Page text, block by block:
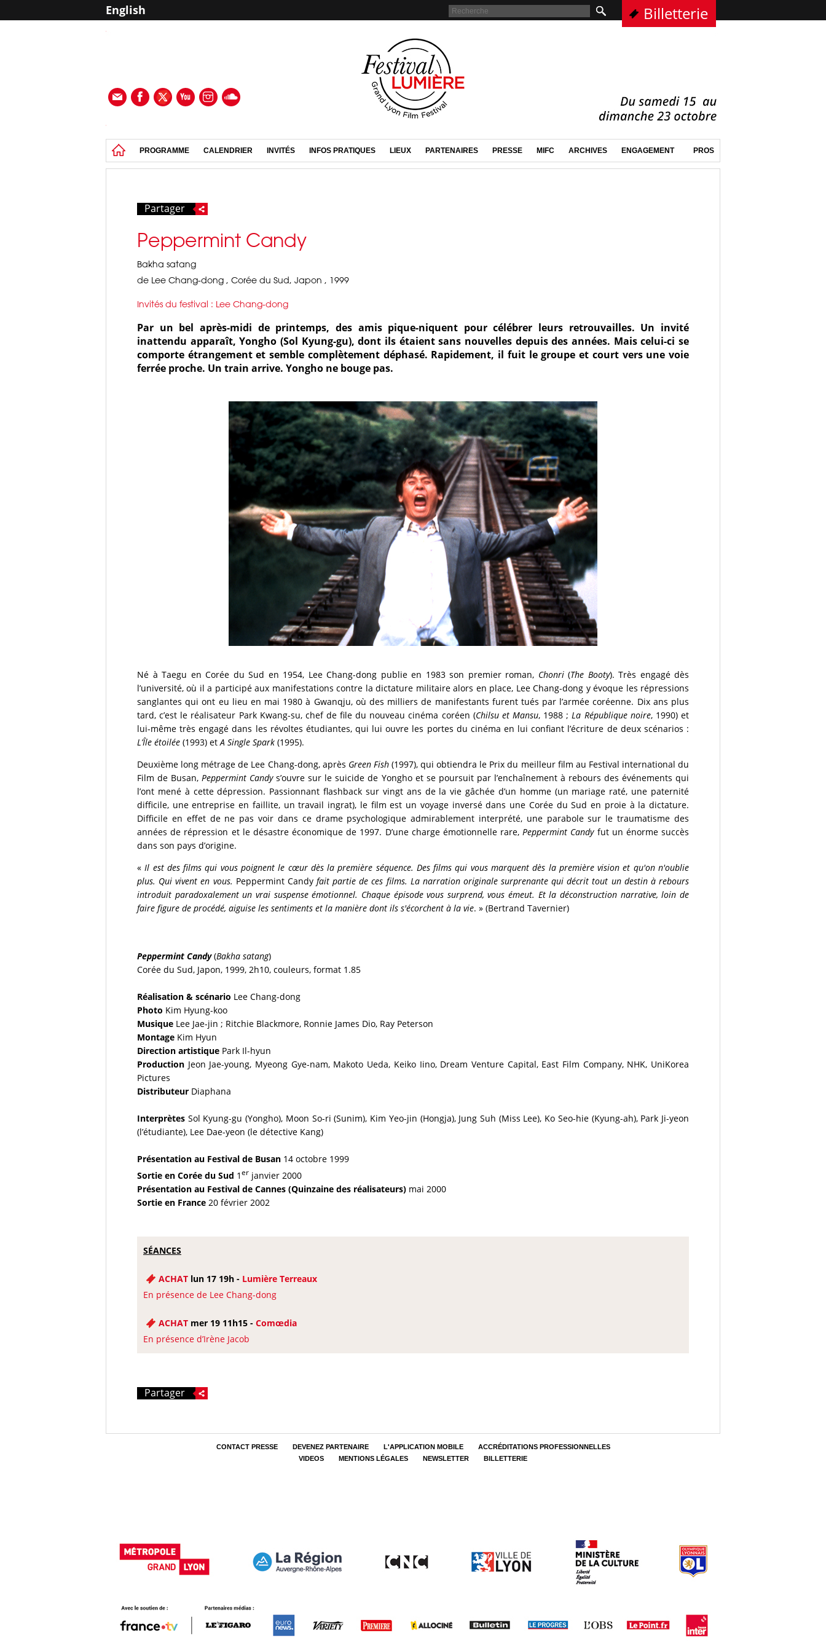
English Billetterie
PROGRAMME CALENDRIER INVITÉS INFOS PRATIQUES LIEUX PARTENAIRES PRESSE MIFC ARCHIVES ENGAGEMENT PROS
Partager
Peppermint Candy
Bakha satang
de Lee Chang-dong , Corée du Sud, Japon , 1999
Invités du festival : Lee Chang-dong
Par un bel après-midi de printemps, des amis pique-niquent pour célébrer leurs retrouvailles. Un invité
inattendu apparaît, Yongho (Sol Kyung-gu), dont ils étaient sans nouvelles depuis des années. Mais celui-ci se
comporte étrangement et semble complètement déphasé. Rapidement, il fuit le groupe et court vers une voie
ferrée proche. Un train arrive. Yongho ne bouge pas.
Né à Taegu en Corée du Sud en 1954, Lee Chang-dong publie en 1983 son premier roman, Chonri (The Booty). Très engagé dès
l’université, où il a participé aux manifestations contre la dictature militaire alors en place, Lee Chang-dong y évoque les répressions
sanglantes qui ont eu lieu en mai 1980 à Gwanqju, où des milliers de manifestants furent tués par l’armée coréenne. Dix ans plus
tard, c’est le réalisateur Park Kwang-su, chef de file du nouveau cinéma coréen (Chilsu et Mansu, 1988 ;La République noire, 1990) et
lui-même très engagé dans les révoltes étudiantes, qui lui ouvre les portes du cinéma en lui confiant l’écriture de deux scénarios :
L’Île étoilée (1993) etA Single Spark (1995).
Deuxième long métrage de Lee Chang-dong, après Green Fish(1997), qui obtiendra le Prix du meilleur film au Festival international du
Film de Busan,Peppermint Candys’ouvre sur le suicide de Yongho et se poursuit par l’enchaînement à rebours des événements qui
l’ont mené à cette dépression. Passionnant flashback sur vingt ans de la vie gâchée d’un homme (un mariage raté, une paternité
difficile, une entreprise en faillite, un travail ingrat), le film est un voyage inversé dans une Corée du Sud en proie à la dictature.
Difficile en effet de ne pas voir dans ce drame psychologique admirablement interprété, une parabole sur le traumatisme des
années de répression et le désastre économique de 1997. D’une charge émotionnelle rare,Peppermint Candyfut un énorme succès
dans son pays d’origine.
«Il est des films qui vous poignent le cœur dès la première séquence. Des films qui vous marquent dès la première vision et qu'on n'oublie
plus. Qui vivent en vous. Peppermint Candyfait partie de ces films. La narration originale surprenante qui décrit tout un destin à rebours
introduit paradoxalement un vrai suspense émotionnel. Chaque épisode vous surprend, vous émeut. Et la déconstruction narrative, loin de
faire figure de procédé, aiguise les sentiments et la manière dont ils s'écorchent à la vie. » (Bertrand Tavernier)
Peppermint Candy(Bakha satang)
Corée du Sud, Japon, 1999, 2h10, couleurs, format 1.85
Réalisation & scénario Lee Chang-dong
Photo Kim Hyung-koo
Musique Lee Jae-jin ; Ritchie Blackmore, Ronnie James Dio, Ray Peterson
Montage Kim Hyun
Direction artistique Park Il-hyun
Production Jeon Jae-young, Myeong Gye-nam, Makoto Ueda, Keiko Iino, Dream Venture Capital, East Film Company, NHK, UniKorea
Pictures
Distributeur Diaphana
Interprètes Sol Kyung-gu (Yongho), Moon So-ri (Sunim), Kim Yeo-jin (Hongja), Jung Suh (Miss Lee), Ko Seo-hie (Kyung-ah), Park Ji-yeon
(l’étudiante), Lee Dae-yeon (le détective Kang)
Présentation au Festival de Busan 14 octobre 1999
Sortie en Corée du Sud 1 er janvier 2000
Présentation au Festival de Cannes (Quinzaine des réalisateurs) mai 2000
Sortie en France 20 février 2002
SÉANCES
ACHAT lun 17 19h - Lumière Terreaux
En présence de Lee Chang-dong
ACHAT mer 19 11h15 - Comœdia
En présence d’Irène Jacob
Partager
CONTACT PRESSE DEVENEZ PARTENAIRE L'APPLICATION MOBILE
ACCRÉDITATIONS PROFESSIONNELLES
VIDEOS
MENTIONS LÉGALES NEWSLETTER BILLETTERIE